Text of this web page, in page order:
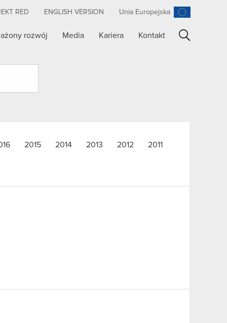
RED ENGLISH VERSION Unia Europejska
rozwój Media Kariera Kontakt
2015 2014 2013 2012 2011